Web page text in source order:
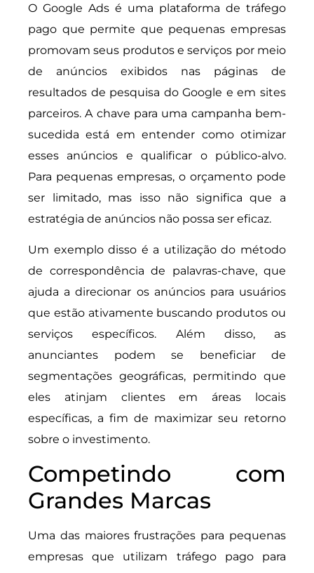
O Google Ads é uma plataforma de tráfego
pago que permite que pequenas empresas
promovam seus produtos e serviços por meio
de anúncios exibidos nas páginas de
resultados de pesquisa do Google e em sites
parceiros. A chave para uma campanha bem-
sucedida está em entender como otimizar
esses anúncios e qualificar o público-alvo.
Para pequenas empresas, o orçamento pode
ser limitado, mas isso não significa que a
estratégia de anúncios não possa ser eficaz.
Um exemplo disso é a utilização do método
de correspondência de palavras-chave, que
ajuda a direcionar os anúncios para usuários
que estão ativamente buscando produtos ou
serviços específicos. Além disso, as
anunciantes podem se beneficiar de
segmentações geográficas, permitindo que
eles atinjam clientes em áreas locais
específicas, a fim de maximizar seu retorno
sobre o investimento.
Competindo com
Grandes Marcas
Uma das maiores frustrações para pequenas
empresas que utilizam tráfego pago para